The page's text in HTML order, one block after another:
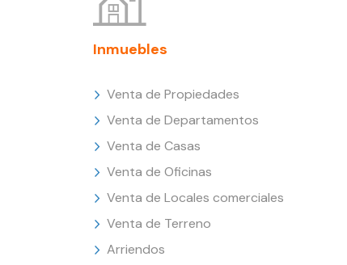
Inmuebles
Venta de Propiedades
Venta de Departamentos
Venta de Casas
Venta de Oficinas
Venta de Locales comerciales
Venta de Terreno
Arriendos